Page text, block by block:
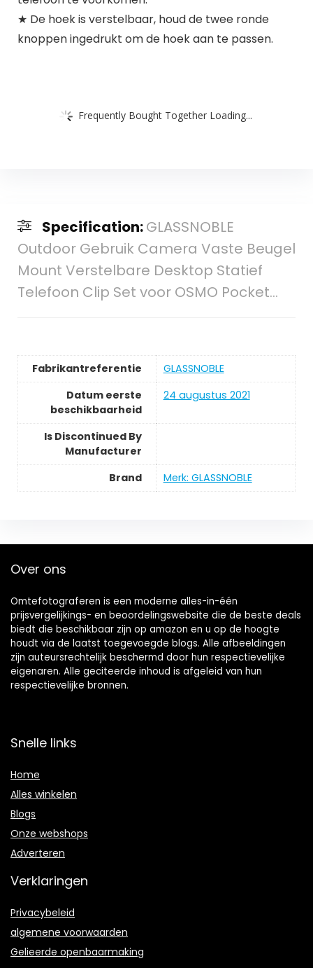
★ De hoek is verstelbaar, houd de twee ronde
knoppen ingedrukt om de hoek aan te passen.
Frequently Bought Together Loading...
Specification:GLASSNOBLE
Outdoor Gebruik Camera Vaste Beugel
Mount Verstelbare Desktop Statief
Telefoon Clip Set voor OSMO Pocket…
Fabrikantreferentie
GLASSNOBLE
Datum eerste
beschikbaarheid
24 augustus 2021
Is Discontinued By
Manufacturer
Brand
Merk: GLASSNOBLE
Over ons
Omtefotograferen is een moderne alles-in-één
prijsvergelijkings- en beoordelingswebsite die de beste deals
biedt die beschikbaar zijn op amazon en u op de hoogte
houdt via de laatst toegevoegde blogs. Alle afbeeldingen
zijn auteursrechtelijk beschermd door hun respectievelijke
eigenaren. Alle geciteerde inhoud is afgeleid van hun
respectievelijke bronnen.
Snelle links
Home
Alles winkelen
Blogs
Onze webshops
Adverteren
Verklaringen
Privacybeleid
algemene voorwaarden
Gelieerde openbaarmaking